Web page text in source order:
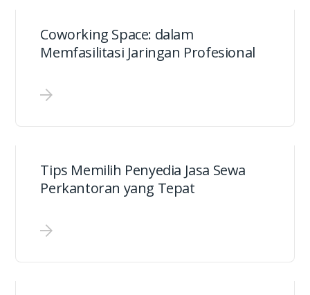
Coworking Space: dalam
Memfasilitasi Jaringan Profesional
Tips Memilih Penyedia Jasa Sewa
Perkantoran yang Tepat